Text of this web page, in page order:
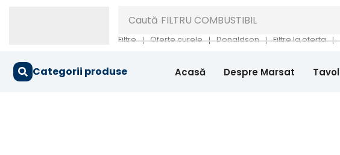
Caută FILTRU COMBUSTIBIL
Filtre ❘ Oferte curele ❘ Donaldson ❘ Filtre la oferta ❘
Categorii produse Acasă Despre Marsat Tavol